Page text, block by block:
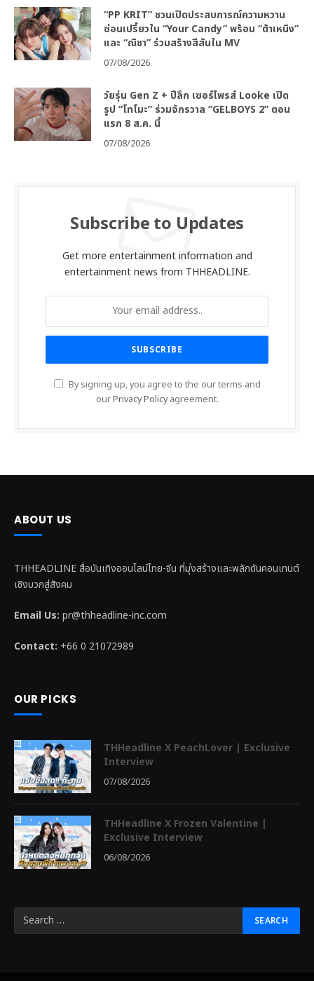
“PP KRIT” ชวนเปิดประสบการณ์ความหวาน
ซ่อนเปรี้ยวใน “Your Candy” พร้อม “ต้าเหนิง”
และ “ณิชา” ร่วมสร้างสีสันใน MV
07/08/2026
วัยรุ่น Gen Z + ปีลึก เซอร์ไพรส์ Looke เปิด
รูป “โทโมะ” ร่วมจักรวาล “GELBOYS 2” ตอน
แรก 8 ส.ค. นี้
07/08/2026
Subscribe to Updates
Get more entertainment information and
entertainment news from THHEADLINE.
By signing up, you agree to the our terms and
ourPrivacy Policyagreement.
ABOUT US
THHEADLINE สื่อบันเทิงออนไลน์ไทย-จีน ที่มุ่งสร้างและพลักดันคอนเทนต์
เชิงบวกสู่สังคม
Email Us: pr@thheadline-inc.com
Contact: +66 0 21072989
OUR PICKS
THHeadline X PeachLover | Exclusive
Interview
07/08/2026
THHeadline X Frozen Valentine |
Exclusive Interview
06/08/2026